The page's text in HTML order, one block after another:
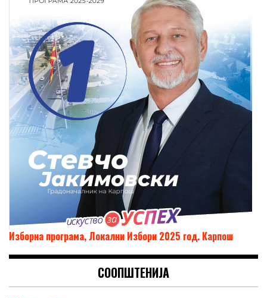
Изборна програма, Локални Избори 2025 год. Карпош
СООПШТЕНИЈА